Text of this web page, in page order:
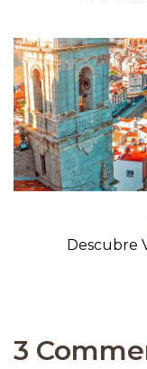
Descubre
3